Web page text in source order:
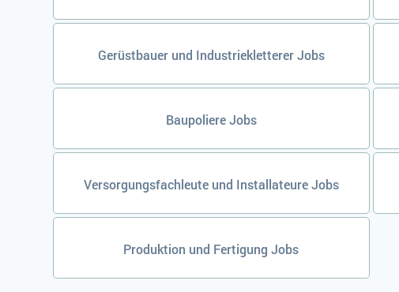
Gerüstbauer und Industriekletterer Jobs
Baupoliere Jobs
Versorgungsfachleute und Installateure Jobs
Produktion und Fertigung Jobs